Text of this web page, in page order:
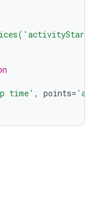
time' , points= 'all'